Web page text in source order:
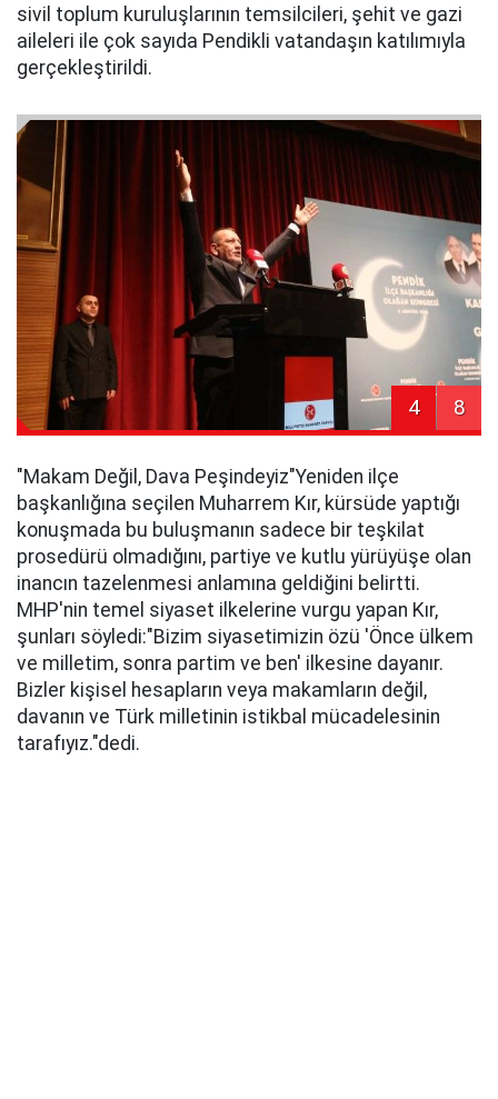
sivil toplum kuruluşlarının temsilcileri, şehit ve gazi
aileleri ile çok sayıda Pendikli vatandaşın katılımıyla
gerçekleştirildi.
4 8
​"Makam Değil, Dava Peşindeyiz"​Yeniden ilçe
başkanlığına seçilen Muharrem Kır, kürsüde yaptığı
konuşmada bu buluşmanın sadece bir teşkilat
prosedürü olmadığını, partiye ve kutlu yürüyüşe olan
inancın tazelenmesi anlamına geldiğini belirtti.
MHP'nin temel siyaset ilkelerine vurgu yapan Kır,
şunları söyledi:​"Bizim siyasetimizin özü 'Önce ülkem
ve milletim, sonra partim ve ben' ilkesine dayanır.
Bizler kişisel hesapların veya makamların değil,
davanın ve Türk milletinin istikbal mücadelesinin
tarafıyız."dedi.